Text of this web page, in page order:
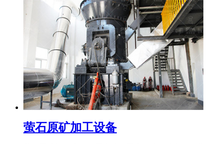
萤石原矿加工设备